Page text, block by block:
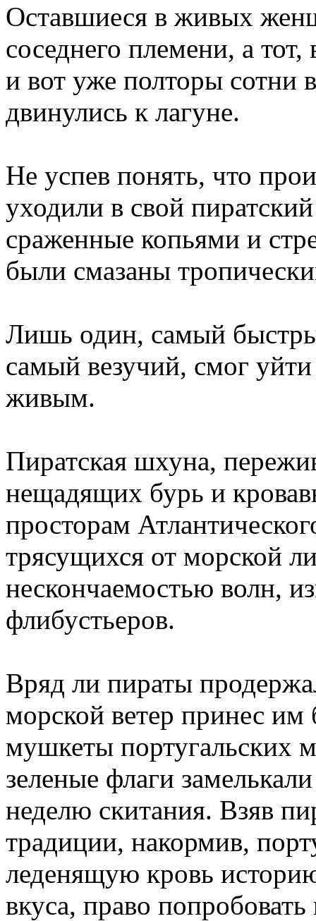
Оставшиеся в живых
соседнего племени, а
и вот уже полторы
двинулись к лагуне.
Не успев понять, что
уходили в свой
сраженные копьями и
были смазаны
Лишь один, самый
самый везучий, смог
живым.
Пиратская шхуна,
нещадящих бурь и
просторам
трясущихся от морской
нескончаемостью волн,
флибустьеров.
Вряд ли пираты
морской ветер принес
мушкеты португальских
зеленые флаги
неделю скитания. Взяв
традиции, накормив,
леденящую кровь
вкуса, право